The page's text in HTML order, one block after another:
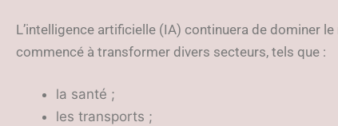
L’intelligence artificielle (IA) continuera de dominer
commencé à transformer divers secteurs, tels que :
la santé ;
les transports ;